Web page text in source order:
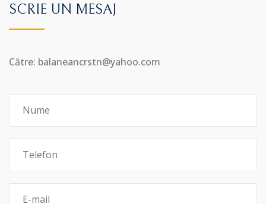
SCRIE UN MESAJ
Către: balaneancrstn@yahoo.com